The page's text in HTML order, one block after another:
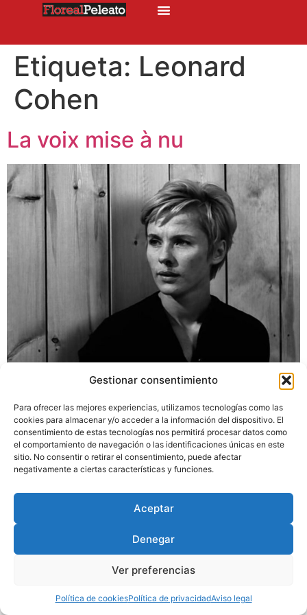
Gestionar consentimiento
Para ofrecer las mejores experiencias, utilizamos tecnologías como las
cookies para almacenar y/o acceder a la información del dispositivo. El
consentimiento de estas tecnologías nos permitirá procesar datos como
el comportamiento de navegación o las identificaciones únicas en este
sitio. No consentir o retirar el consentimiento, puede afectar
negativamente a ciertas características y funciones.
Aceptar
Denegar
Ver preferencias
Política de cookiesPolítica de privacidadAviso legal
Etiqueta: Leonard
Cohen
La voix mise à nu
Algunos apuntes acerca de la relación en el cine
Diseñado porTrixma|Política
de Privacidad| Aviso Legal|
Política de Cookies